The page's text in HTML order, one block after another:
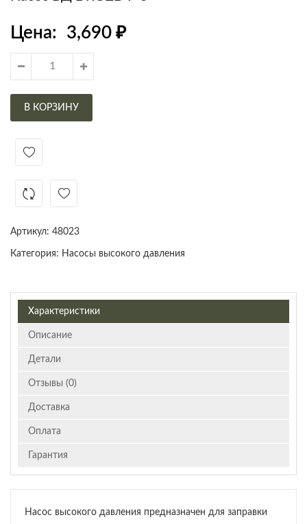
Цена: 3,690 ₽
В КОРЗИНУ
Артикул: 48023
Категория: Насосы высокого давления
Характеристики
Описание
Детали
Отзывы (0)
Доставка
Оплата
Гарантия
Насос высокого давления предназначен для заправки